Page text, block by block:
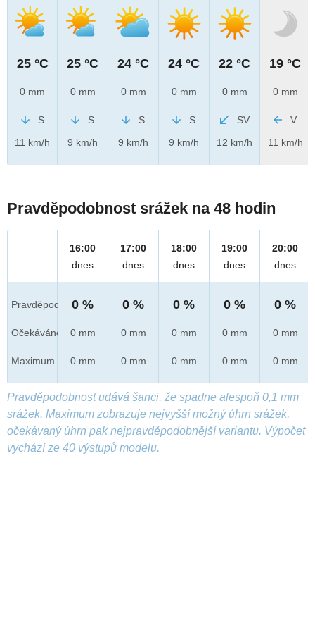
25 °C
0 mm
S
11 km/h
25 °C
0 mm
S
9 km/h
24 °C
0 mm
S
9 km/h
24 °C
0 mm
S
9 km/h
22 °C
0 mm
SV
12 km/h
19 °C
0 mm
V
11 km/h
Pravděpodobnost srážek na 48 hodin
Pravděpod.
Očekáváno
Maximum
16:00
dnes
0 %
0 mm
0 mm
17:00
dnes
0 %
0 mm
0 mm
18:00
dnes
0 %
0 mm
0 mm
19:00
dnes
0 %
0 mm
0 mm
20:00
dnes
0 %
0 mm
0 mm
Pravděpodobnost udává šanci, že spadne alespoň 0,1 mm
srážek. Maximum zobrazuje nejvyšší možný úhrn srážek,
očekávaný úhrn pak nejpravděpodobnější variantu. Výpočet
vychází ze 40 výstupů modelu.